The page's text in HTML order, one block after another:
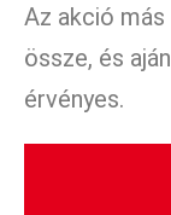
Az akció
össze, és
érvényes.